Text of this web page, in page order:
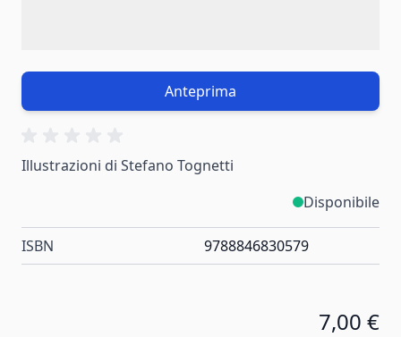
Anteprima
Illustrazioni di Stefano Tognetti
Disponibile
ISBN 9788846830579
7,00 €